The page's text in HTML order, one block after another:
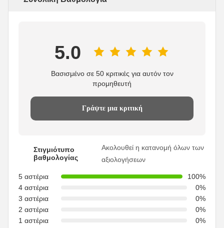
5.0
Βασισμένο σε 50 κριτικές για αυτόν τον
προμηθευτή
Γράψτε μια κριτική
Στιγμιότυπο
βαθμολογίας
Ακολουθεί η κατανομή όλων των
αξιολογήσεων
5 αστέρια
100%
4 αστέρια
0%
3 αστέρια
0%
2 αστέρια
0%
1 αστέρια
0%